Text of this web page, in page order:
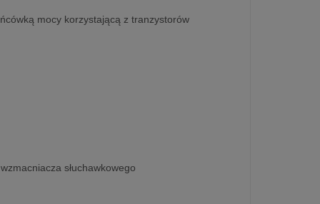
mocy korzystającą z tranzystorów
słuchawkowego